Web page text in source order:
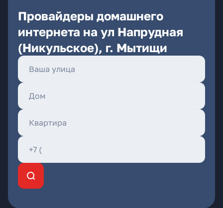
Провайдеры домашнего
интернета на ул Напрудная
(Никульское), г. Мытищи